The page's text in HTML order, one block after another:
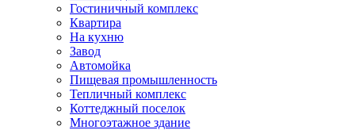
Гостиничный комплекс
Квартира
На кухню
Завод
Автомойка
Пищевая промышленность
Тепличный комплекс
Коттеджный поселок
Многоэтажное здание